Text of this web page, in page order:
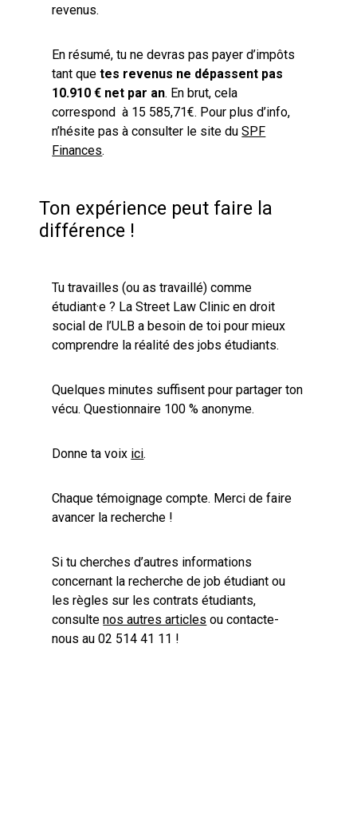
revenus.
En résumé, tu ne devras pas payer d’impôts
tant que tes revenus ne dépassent pas
10.910 € net par an. En brut, cela
correspond à 15 585,71€. Pour plus d’info,
n’hésite pas à consulter le site duSPF
Finances.
Ton expérience peut faire la
différence !
Tu travailles (ou as travaillé) comme
étudiant·e ? La Street Law Clinic en droit
social de l’ULB a besoin de toi pour mieux
comprendre la réalité des jobs étudiants.
Quelques minutes suffisent pour partager ton
vécu. Questionnaire 100 % anonyme.
Donne ta voix ici.
Chaque témoignage compte. Merci de faire
avancer la recherche !
Si tu cherches d’autres informations
concernant la recherche de job étudiant ou
les règles sur les contrats étudiants,
consultenos autres articles ou contacte-
nous au 02 514 41 11 !